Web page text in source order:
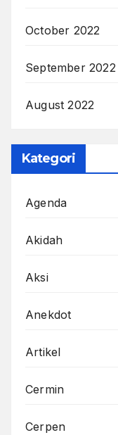
October 2022
September 2022
August 2022
Kategori
Agenda
Akidah
Aksi
Anekdot
Artikel
Cermin
Cerpen